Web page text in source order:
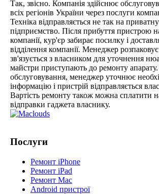
Так, звісно. Компанія здійснює
всіх регіонів України через послуги
Техніка відправляється не так на
підприємство. Після прибуття пристрою
компанії, кур'єр забирає посилку і
відділення компанії. Менеджер
зв'язується з власником для уточнення
майстри приступають до ремонту
обслуговування, менеджер уточнює
інформацію і пристрій відправляється
Вартість ремонту також можна сплатити
відправки гаджета власнику.
Послуги
Ремонт iPhone
Ремонт iPad
Ремонт Mac
Android пристрої